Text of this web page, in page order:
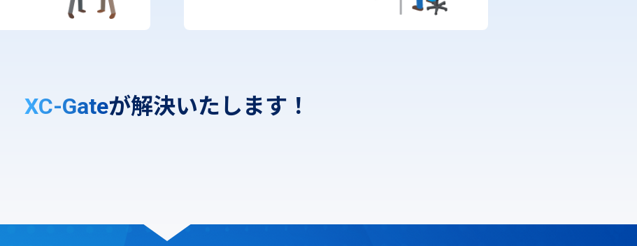
XC-Gateが解決いたします！